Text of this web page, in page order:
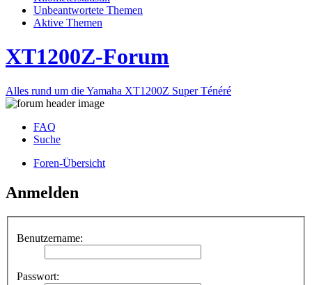
Unbeantwortete Themen
Aktive Themen
XT1200Z-Forum
Alles rund um die Yamaha XT1200Z Super Ténéré
FAQ
Suche
Foren-Übersicht
Anmelden
Benutzername:
Passwort: